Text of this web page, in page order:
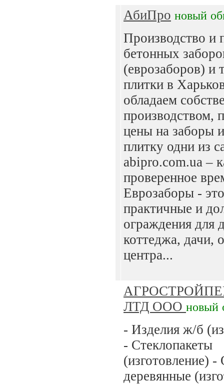
АбиПро новый
Производство и
бетонных
(еврозаборов) и
плитки в
обладаем
производством,
цены на заборы
плитку одни из
abipro.com.ua –
проверенное
Еврозаборы -
практичные и
ограждения для
коттеджа, дачи,
центра...
ЛТД ООО новый
- Изделия ж/б
- Стеклопакеты
(изготовление)
деревянные